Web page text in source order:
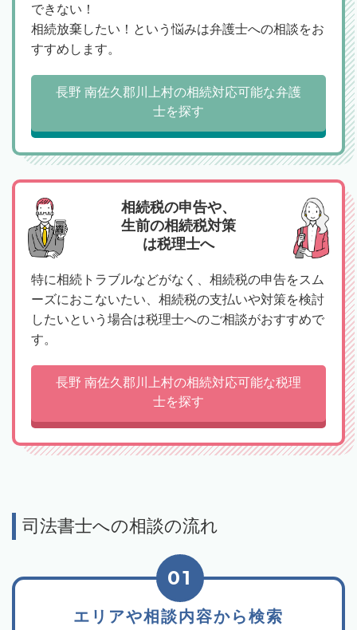
できない！
相続放棄したい！という悩みは弁護士への相談をお
すすめします。
長野 南佐久郡川上村の相続対応可能な弁護
士を探す
相続税の申告や、
生前の相続税対策
は税理士へ
特に相続トラブルなどがなく、相続税の申告をスム
ーズにおこないたい、相続税の支払いや対策を検討
したいという場合は税理士へのご相談がおすすめで
す。
長野 南佐久郡川上村の相続対応可能な税理
士を探す
司法書士への相談の流れ
エリアや相談内容から検索
01